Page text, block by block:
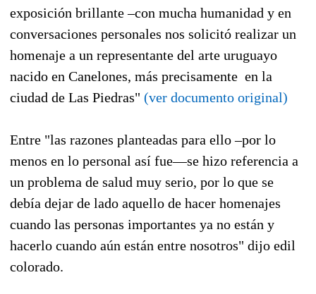
exposición brillante –con mucha humanidad y en
conversaciones personales nos solicitó realizar un
homenaje a un representante del arte uruguayo
nacido en Canelones, más precisamente en la
ciudad de Las Piedras" (ver documento original)
Entre "las razones planteadas para ello –por lo
menos en lo personal así fue—se hizo referencia a
un problema de salud muy serio, por lo que se
debía dejar de lado aquello de hacer homenajes
cuando las personas importantes ya no están y
hacerlo cuando aún están entre nosotros" dijo edil
colorado.